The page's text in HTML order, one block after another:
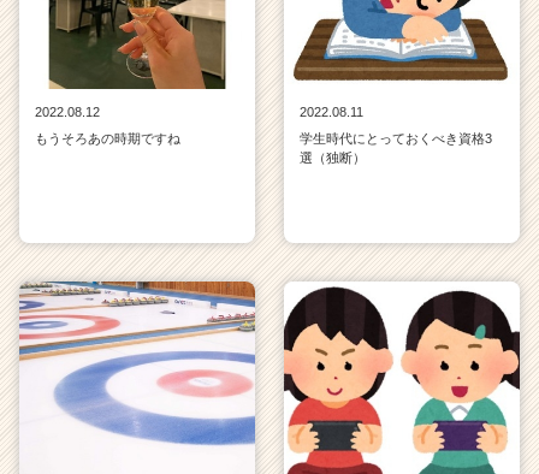
2022.08.12
もうそろあの時期ですね
2022.08.11
学生時代にとっておくべき資格3
選（独断）